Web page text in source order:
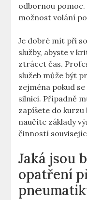
odbornou
možnost‍ volání⁢
Je dobré mít při
služby, abyste v
ztrácet čas.
služeb může být
zejména pokud
silnici. Případně
⁤zapíšete do kurzu
⁤naučíte‌ základy
činností
Jaká ‍jsou
opatření